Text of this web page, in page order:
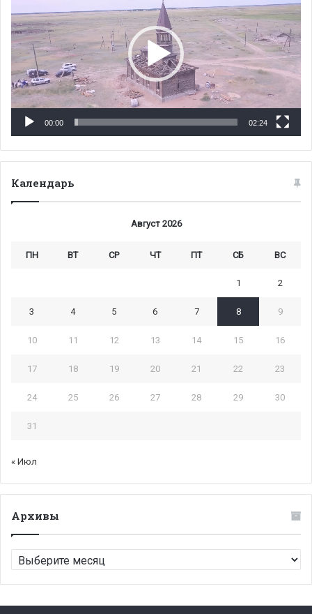
00:00 02:24
Календарь
Август 2026
ПН ВТ СР ЧТ ПТ СБ ВС
1 2
3 4 5 6 7 8 9
10 11 12 13 14 15 16
17 18 19 20 21 22 23
24 25 26 27 28 29 30
31
« Июл
Архивы
Архивы